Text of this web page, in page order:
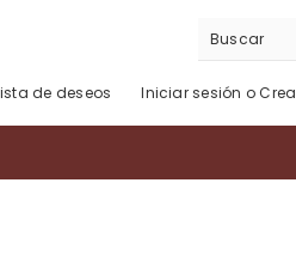
de deseos Iniciar sesión o